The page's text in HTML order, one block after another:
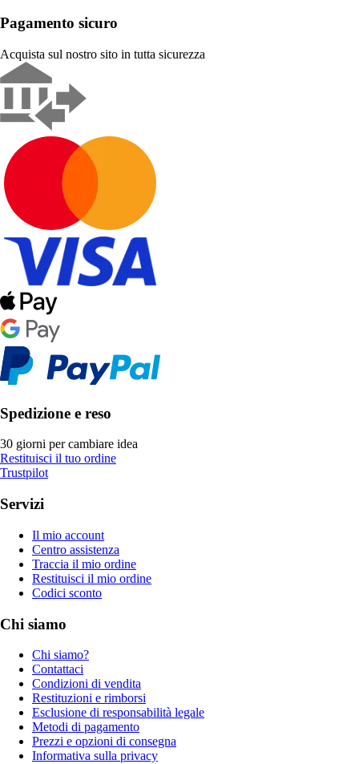
Pagamento sicuro
Acquista sul nostro sito in tutta sicurezza
Spedizione e reso
30 giorni per cambiare idea
Restituisci il tuo ordine
Trustpilot
Servizi
Il mio account
Centro assistenza
Traccia il mio ordine
Restituisci il mio ordine
Codici sconto
Chi siamo
Chi siamo?
Contattaci
Condizioni di vendita
Restituzioni e rimborsi
Esclusione di responsabilità legale
Metodi di pagamento
Prezzi e opzioni di consegna
Informativa sulla privacy